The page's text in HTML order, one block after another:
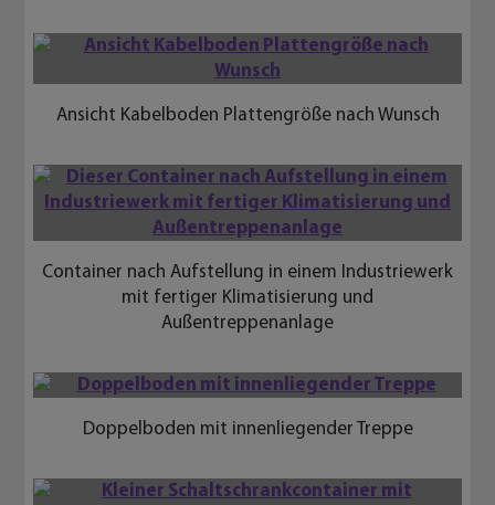
Kleiner Schaltschrankcontainer mit Zusatzdach
Schaltschrankcontainer mit Doppelboden und
wandhängenden Montageplatten
Schaltschrankcontainer mit Doppelflügeltür und